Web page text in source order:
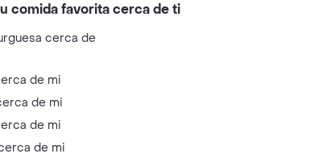
comida favorita cerca de ti
cerca de
de mi
de mi
de mi
de mi